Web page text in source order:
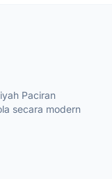
Paciran
secara modern